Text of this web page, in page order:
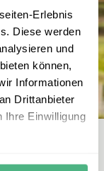
Erlebnis
Diese werden
und
können,
Informationen
Drittanbieter
Ihre Einwilligung
in